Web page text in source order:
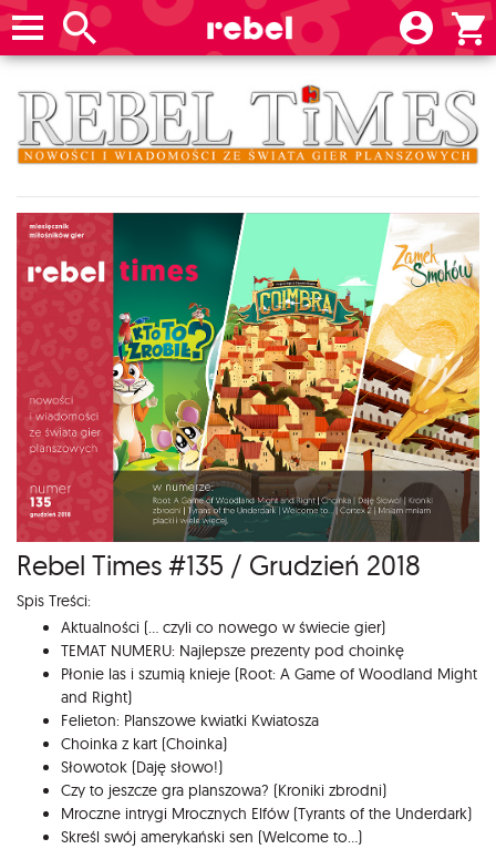
Rebel Times #135 / Grudzień 2018
Spis Treści:
Aktualności (... czyli co nowego w świecie gier)
TEMAT NUMERU: Najlepsze prezenty pod choinkę
Płonie las i szumią knieje (Root: A Game of Woodland Might
and Right)
Felieton: Planszowe kwiatki Kwiatosza
Choinka z kart (Choinka)
Słowotok (Daję słowo!)
Czy to jeszcze gra planszowa? (Kroniki zbrodni)
Mroczne intrygi Mrocznych Elfów (Tyrants of the Underdark)
Skreśl swój amerykański sen (Welcome to...)